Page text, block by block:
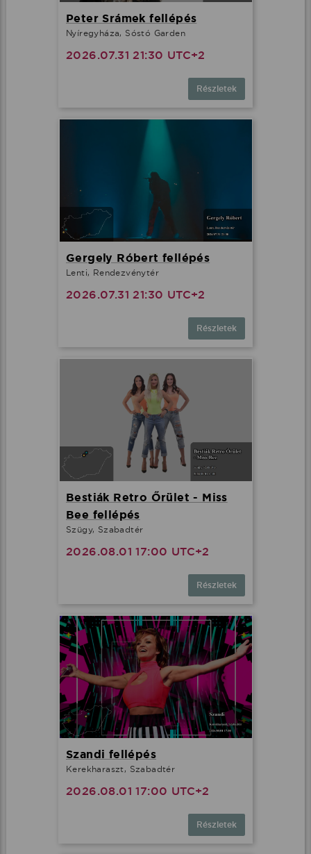
Peter Srámek fellépés
Nyíregyháza, Sóstó Garden
2026.07.31 21:30 UTC+2
Részletek
Gergely Róbert fellépés
Lenti, Rendezvénytér
2026.07.31 21:30 UTC+2
Részletek
Bestiák Retro Őrület - Miss
Bee fellépés
Szügy, Szabadtér
2026.08.01 17:00 UTC+2
Részletek
Szandi fellépés
Kerekharaszt, Szabadtér
2026.08.01 17:00 UTC+2
Részletek